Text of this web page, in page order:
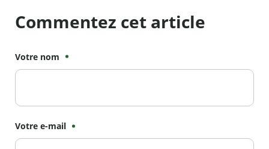
Commentez cet article
Votre nom
Votre e-mail